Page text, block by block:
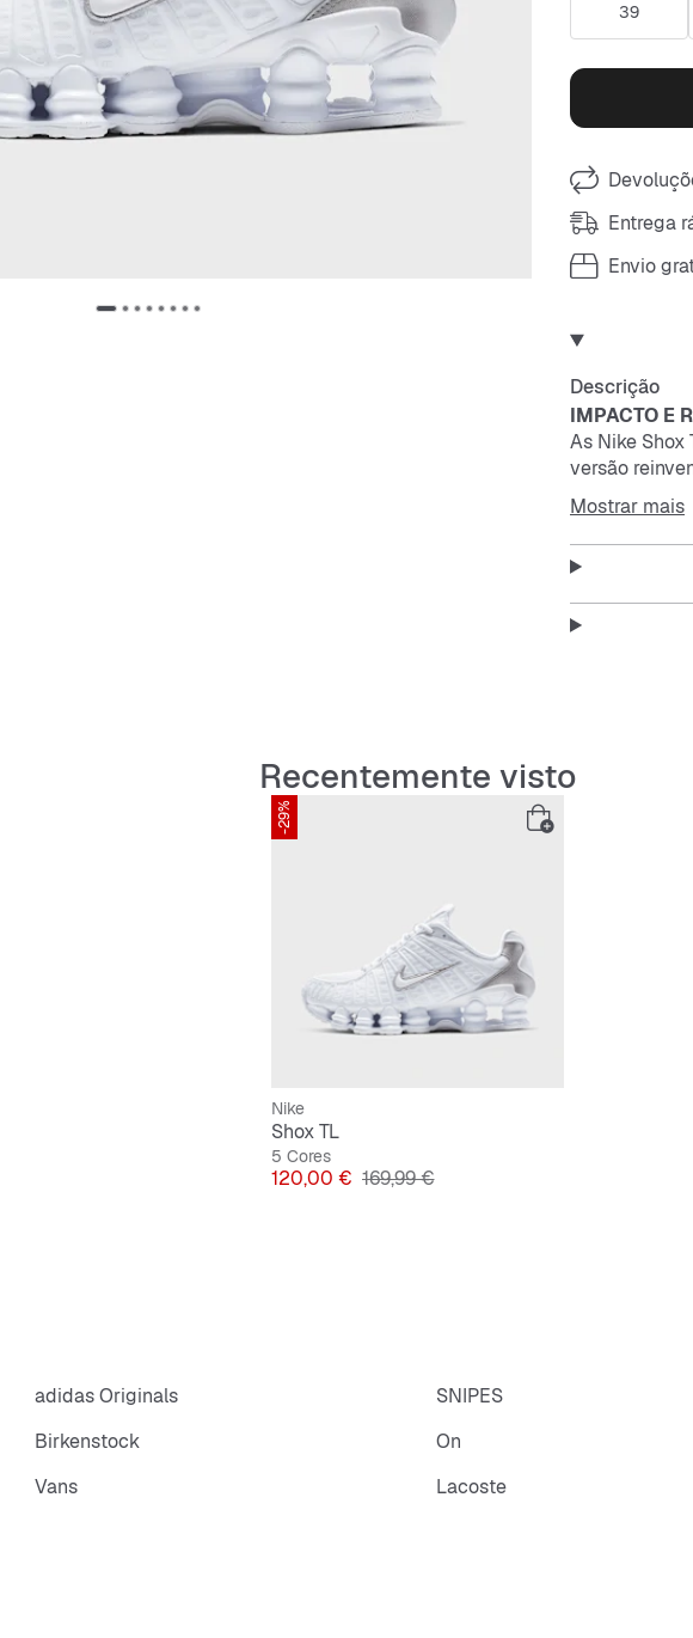
39
Entrega
Envio
Descrição
IMPACTO E
As Nike
versão
parte
absorção
A tecnologia
placas
comprime e
Mostrar mais
Recentemente visto
-29%
Nike
Shox TL
5 Cores
Preço
120,00 € Preço original
169,99 €
adidas Originals SNIPES
Birkenstock On
Vans Lacoste